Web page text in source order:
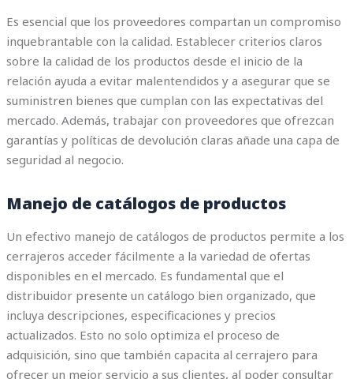
Es esencial que los proveedores compartan un compromiso
inquebrantable con la calidad. Establecer criterios claros
sobre la calidad de los productos desde el inicio de la
relación ayuda a evitar malentendidos y a asegurar que se
suministren bienes que cumplan con las expectativas del
mercado. Además, trabajar con proveedores que ofrezcan
garantías y políticas de devolución claras añade una capa de
seguridad al negocio.
Manejo de catálogos de productos
Un efectivo manejo de catálogos de productos permite a los
cerrajeros acceder fácilmente a la variedad de ofertas
disponibles en el mercado. Es fundamental que el
distribuidor presente un catálogo bien organizado, que
incluya descripciones, especificaciones y precios
actualizados. Esto no solo optimiza el proceso de
adquisición, sino que también capacita al cerrajero para
ofrecer un mejor servicio a sus clientes, al poder consultar